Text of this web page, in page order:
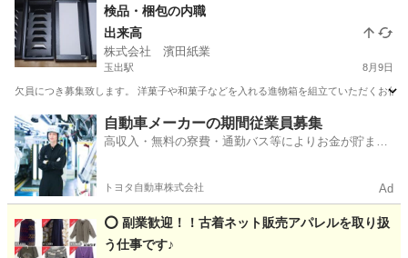
検品・梱包の内職
出来高
株式会社 濱田紙業
玉出駅 8月9日
欠員につき募集致します。 洋菓子や和菓子などを入れる進物箱を組立ていただくお
大阪 大阪市 玉出駅 その他 給料
自動車メーカーの期間従業員募集
高収入・無料の寮費・通勤バス等によりお金が貯まり
トヨタ自動車株式会社 Ad
⭕️ 副業歓迎！！古着ネット販売アパレルを取り扱
う仕事です♪